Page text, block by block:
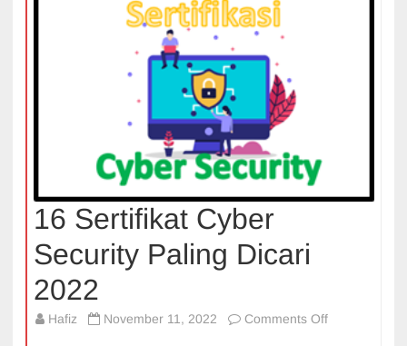
16 Sertifikat Cyber
Security Paling Dicari
2022
Hafiz November 11, 2022 Comments Offon